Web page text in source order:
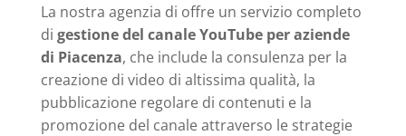
La nostra agenzia di offre un servizio completo
di gestione del canale YouTube per aziende
di Piacenza, che include la consulenza per la
creazione di video di altissima qualità, la
pubblicazione regolare di contenuti e la
promozione del canale attraverso le strategie